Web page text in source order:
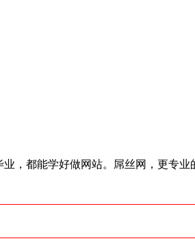
，都能学好做网站。屌丝网，更专业